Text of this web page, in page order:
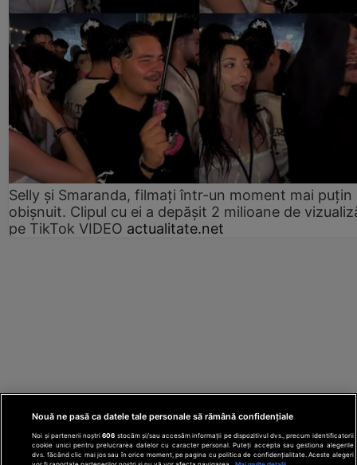
Selly și Smaranda, filmați într-un moment mai puțin
obișnuit. Clipul cu ei a depășit 2 milioane de
pe TikTok VIDEO actualitate.net
Nouă ne pasă ca datele tale personale să rămână confidențiale
Noi și partenerii noștri606 stocăm și/sau accesăm informații pe dispozitivul dvs., precum identificatorii
cookie unici pentru prelucrarea datelor cu caracter personal. Puteți accepta sau gestiona alegerile
dvs. făcând clic mai jos sau în orice moment, pe pagina cu politica de confidențialitate. Aceste alegeri